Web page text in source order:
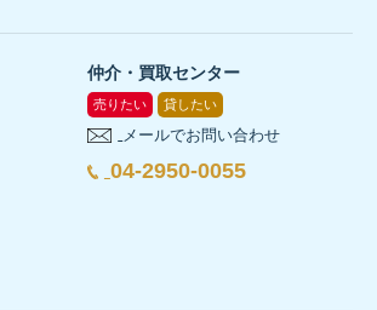
仲介・買取センター
売りたい 貸したい
メールでお問い合わせ
04-2950-0055